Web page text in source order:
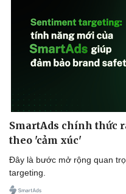
SmartAds chính thức
theo 'cảm xúc'
Đây là bước mở rộng quan
targeting.